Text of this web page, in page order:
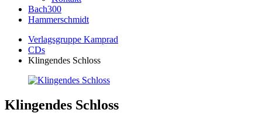
Bach300
Hammerschmidt
Verlagsgruppe Kamprad
CDs
Klingendes Schloss
Klingendes Schloss